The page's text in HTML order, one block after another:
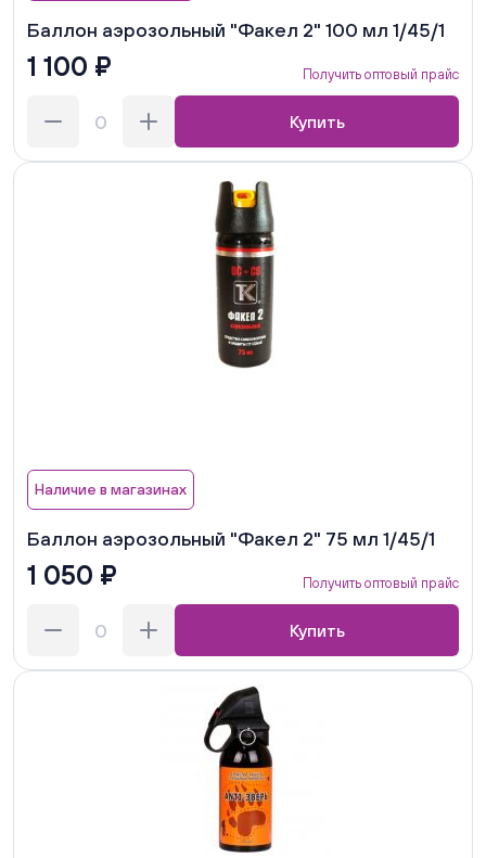
Баллон аэрозольный "Факел 2" 100 мл 1/45/1
1 100 ₽ Получить оптовый прайс
Купить
Наличие в магазинах
Баллон аэрозольный "Факел 2" 75 мл 1/45/1
1 050 ₽ Получить оптовый прайс
Купить